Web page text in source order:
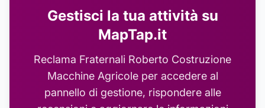
Gestisci la tua attività su
MapTap.it
Reclama Fraternali Roberto Costruzione
Macchine Agricoleper accedere al
pannello di gestione, rispondere alle